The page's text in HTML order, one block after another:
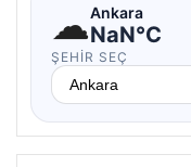
☁Ankara
NaN°C
ŞEHIR SEÇ